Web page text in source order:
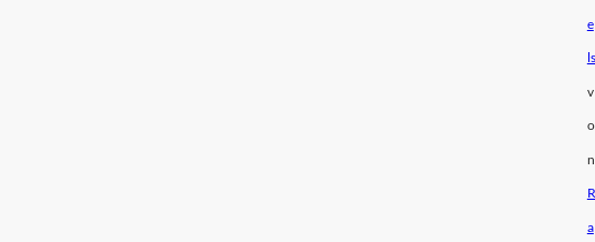
e
ls
v
o
n
R
a